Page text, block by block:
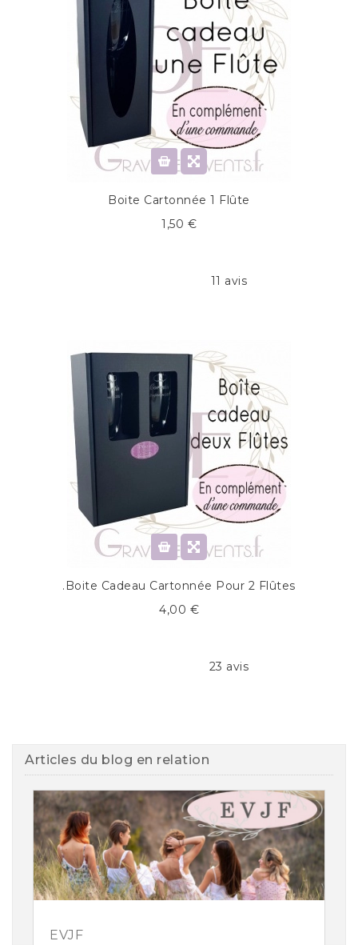
Boite Cartonnée 1 Flûte
1,50 €
11 avis
.Boite Cadeau Cartonnée Pour 2 Flûtes
4,00 €
23 avis
Articles du blog en relation
EVJF